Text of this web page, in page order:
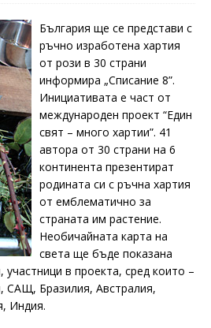
България ще се представи с
ръчно изработена хартия
от рози в 30 страни
информира „Списание 8”.
Инициативата е част от
международен проект “Един
свят – много хартии”. 41
автора от 30 страни на 6
континента презентират
родината си с ръчна хартия
от емблематично за
страната им растение.
Необичайната карта на
света ще бъде показана
в проекта, сред които –
САЩ, Бразилия, Австралия,
Индия.